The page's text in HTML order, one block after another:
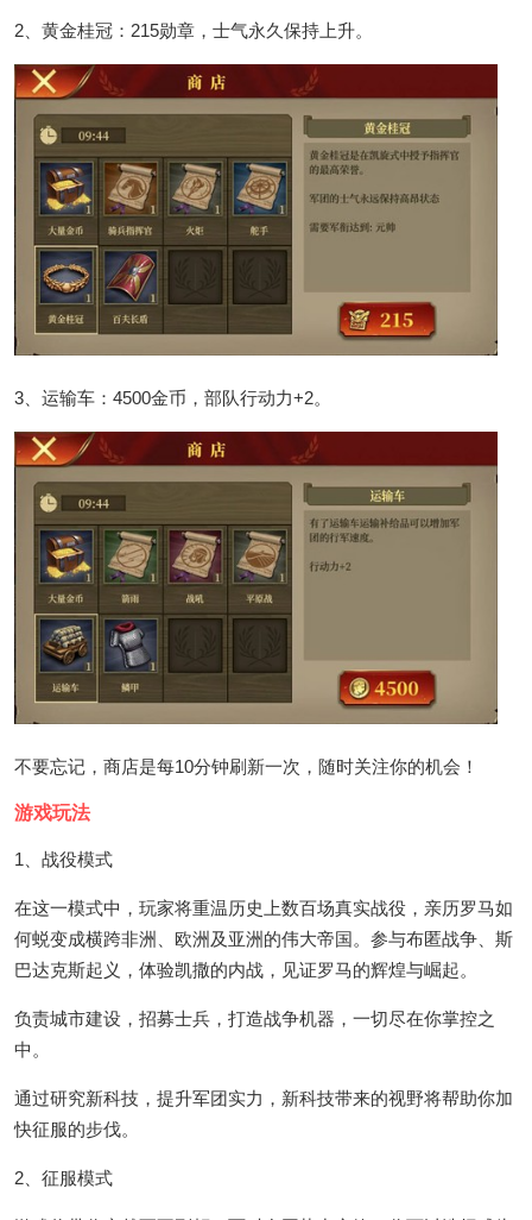
2、黄金桂冠：215勋章，士气永久保持上升。
3、运输车：4500金币，部队行动力+2。
不要忘记，商店是每10分钟刷新一次，随时关注你的机会！
游戏玩法
1、战役模式
在这一模式中，玩家将重温历史上数百场真实战役，亲历罗马如
何蜕变成横跨非洲、欧洲及亚洲的伟大帝国。参与布匿战争、斯
巴达克斯起义，体验凯撒的内战，见证罗马的辉煌与崛起。
负责城市建设，招募士兵，打造战争机器，一切尽在你掌控之
中。
通过研究新科技，提升军团实力，新科技带来的视野将帮助你加
快征服的步伐。
2、征服模式